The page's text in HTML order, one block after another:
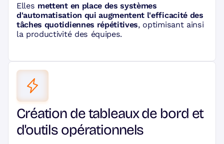
Elles mettent en place des systèmes
d'automatisation qui augmentent l'efficacité des
tâches quotidiennes répétitives, optimisant ainsi
la productivité des équipes.
Création de tableaux de bord et
d'outils opérationnels